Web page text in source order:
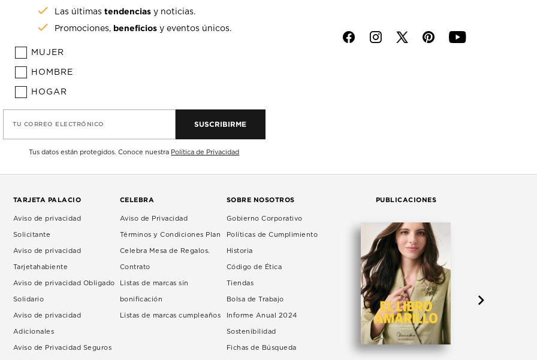
Las últimastendencias y noticias.
Promociones, beneficios y eventos únicos.
MUJER
HOMBRE
HOGAR
TU CORREO ELECTRÓNICO SUSCRIBIRME
Tus datos están protegidos. Conoce nuestra Política de Privacidad
f i p y
TARJETA PALACIO
Aviso de privacidad
Solicitante
Aviso de privacidad
Tarjetahabiente
Aviso de privacidad Obligado
Solidario
Aviso de privacidad
Adicionales
Aviso de Privacidad Seguros
CELEBRA
Aviso de Privacidad
Términos y Condiciones Plan
Celebra Mesa de Regalos.
Contrato
Listas de marcas sin
bonificación
Listas de marcas cumpleaños
SOBRE NOSOTROS
Gobierno Corporativo
Políticas de Cumplimiento
Historia
Código de Ética
Tiendas
Bolsa de Trabajo
Informe Anual 2024
Sostenibilidad
Fichas de Búsqueda
PUBLICACIONES